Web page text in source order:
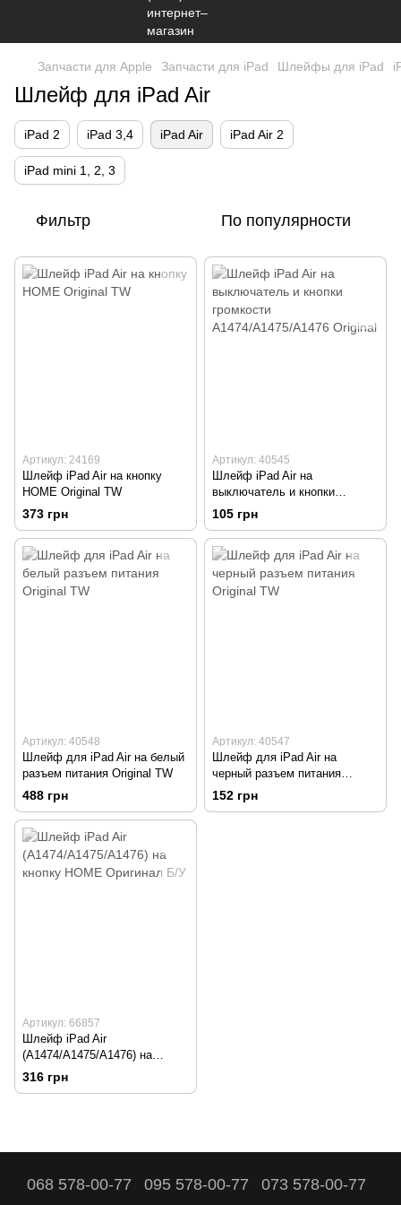
Запчасти для Apple Запчасти для iPad Шлейфы для iPad
Шлейф для iPad Air
iPad 2 iPad 3,4 iPad Air iPad Air 2
iPad mini 1, 2, 3
Фильтр По популярности
Артикул: 24169
Шлейф iPad Air на кнопку
HOME Original TW
373 грн
Артикул: 40545
Шлейф iPad Air на
выключатель и кнопки
громкости A1474/A1475/A1476
Original
105 грн
Артикул: 40548
Шлейф для iPad Air на белый
разъем питания Original TW
488 грн
Артикул: 40547
Шлейф для iPad Air на
черный разъем питания
Original TW
152 грн
Артикул: 66857
Шлейф iPad Air
(A1474/A1475/A1476) на
кнопку HOME Оригинал Б/У
316 грн
068 578-00-77 095 578-00-77 073 578-00-77